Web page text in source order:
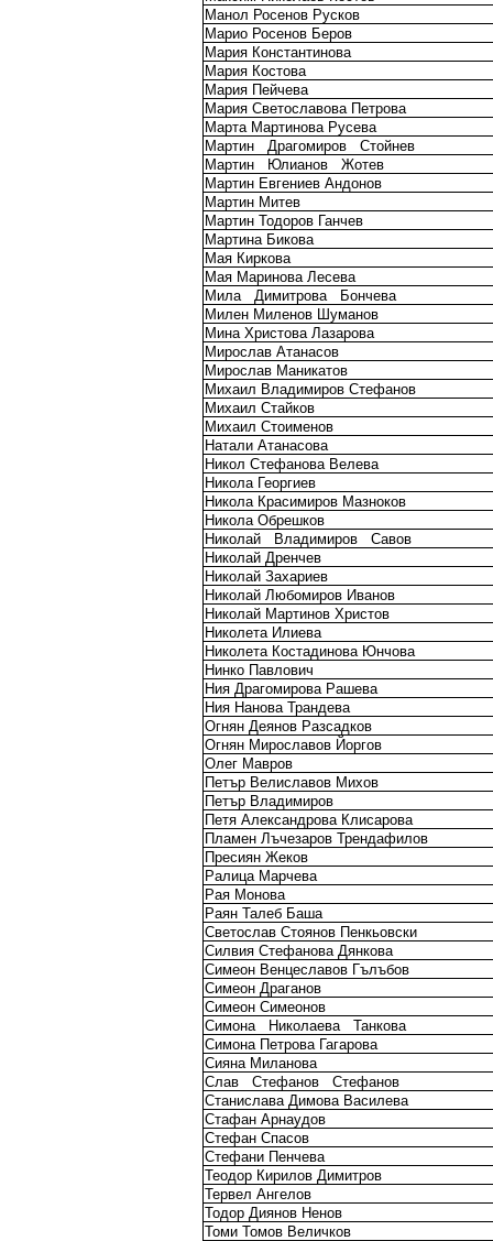
Манол Росенов Русков
Марио Росенов Беров
Мария Константинова
Мария Костова
Мария Пейчева
Мария Светославова Петрова
Марта Мартинова Русева
Мартин
Драгомиров
Стойнев
Мартин
Юлианов
Жотев
Мартин Евгениев Андонов
Мартин Митев
Мартин Тодоров Ганчев
Мартина Бикова
Мая Киркова
Мая Маринова Лесева
Мила
Димитрова
Бончева
Милен Миленов Шуманов
Мина Христова Лазарова
Мирослав Атанасов
Мирослав Маникатов
Михаил Владимиров Стефанов
Михаил Стайков
Михаил Стоименов
Натали Атанасова
Никол Стефанова Велева
Никола Георгиев
Никола Красимиров Мазноков
Никола Обрешков
Николай
Владимиров
Савов
Николай Дренчев
Николай Захариев
Николай Любомиров Иванов
Николай Мартинов Христов
Николета Илиева
Николета Костадинова Юнчова
Нинко Павлович
Ния Драгомирова Рашева
Ния Нанова Трандева
Огнян Деянов Разсадков
Огнян Мирославов Йоргов
Олег Мавров
Петър Велиславов Михов
Петър Владимиров
Петя Александрова Клисарова
Пламен Лъчезаров Трендафилов
Пресиян Жеков
Ралица Марчева
Рая Монова
Раян Талеб Баша
Светослав Стоянов Пенкьовски
Силвия Стефанова Дянкова
Симеон Венцеславов Гълъбов
Симеон Драганов
Симеон Симеонов
Симона
Николаева
Танкова
Симона Петрова Гагарова
Сияна Миланова
Слав
Стефанов
Стефанов
Станислава Димова Василева
Стафан Арнаудов
Стефан Спасов
Стефани Пенчева
Теодор Кирилов Димитров
Тервел Ангелов
Тодор Диянов Ненов
Томи Томов Величков